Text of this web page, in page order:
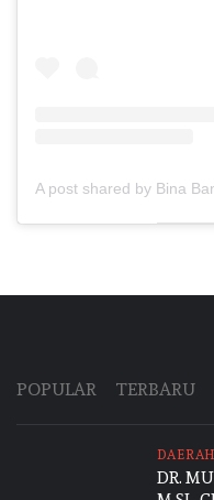
POPULAR TERBARU
DAERAH
DR.